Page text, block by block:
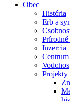
Obec
História
Erb a
Prírodné
Inzercia
Projekty